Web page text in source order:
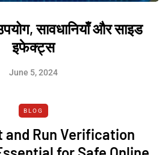
सावधानियाँ और साइड
इफेक्ट्स
June 5, 2024
BLOG
and Run Verification